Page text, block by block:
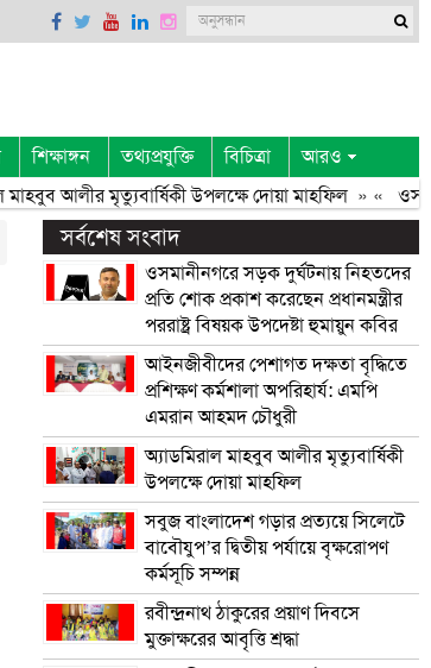
শিক্ষাঙ্গন তথ্যপ্রযুক্তি বিচিত্রা আরও
আলীর মৃত্যুবার্ষিকী উপলক্ষে দোয়া মাহফিল» «
সর্বশেষ সংবাদ
ওসমানীনগরে সড়ক দুর্ঘটনায় নিহতদের
প্রতি শোক প্রকাশ করেছেন প্রধানমন্ত্রীর
পররাষ্ট্র বিষয়ক উপদেষ্টা হুমায়ুন কবির
আইনজীবীদের পেশাগত দক্ষতা বৃদ্ধিতে
প্রশিক্ষণ কর্মশালা অপরিহার্য: এমপি
এমরান আহমদ চৌধুরী
অ্যাডমিরাল মাহবুব আলীর মৃত্যুবার্ষিকী
উপলক্ষে দোয়া মাহফিল
সবুজ বাংলাদেশ গড়ার প্রত্যয়ে সিলেটে
বাবৌযুপ’র দ্বিতীয় পর্যায়ে বৃক্ষরোপণ
কর্মসূচি সম্পন্ন
রবীন্দ্রনাথ ঠাকুরের প্রয়াণ দিবসে
মুক্তাক্ষরের আবৃত্তি শ্রদ্ধা